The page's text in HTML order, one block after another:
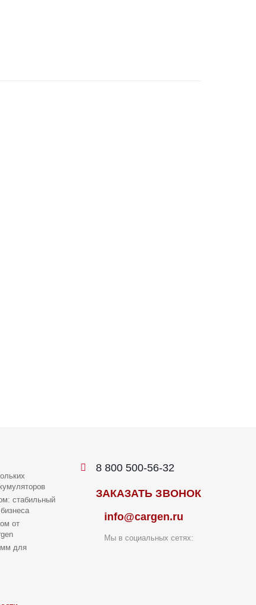
стабильный
от
для
8 800 500-56-32
ЗАКАЗАТЬ ЗВОНОК
info@cargen.ru
Мы в социальных сетях: